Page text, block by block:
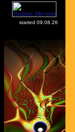
started 09.08.26